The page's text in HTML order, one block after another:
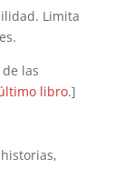
Limita
las
libro.]